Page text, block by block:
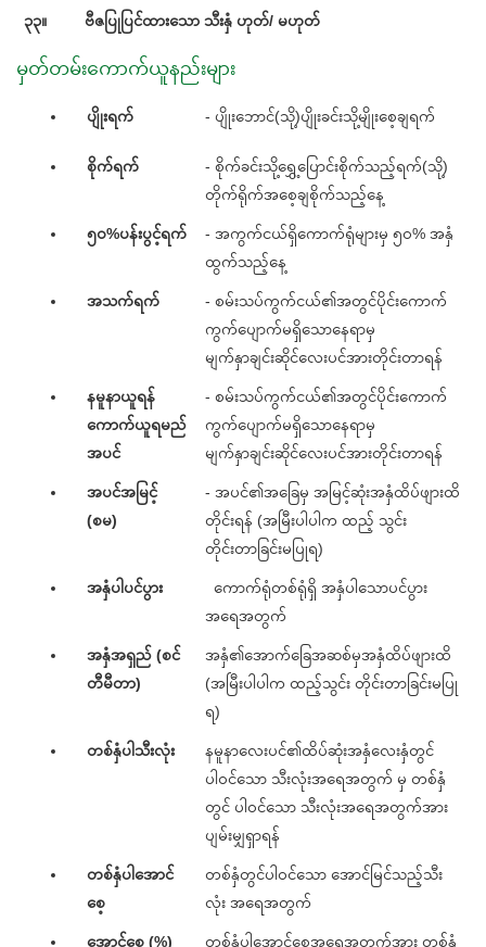
၃၃။ ဗီဇပြုပြင်ထားသော သီးနှံ ဟုတ်/ မဟုတ်
မှတ်တမ်းကောက်ယူနည်းများ
ပျိုးရက် - ပျိုးဘောင်(သို့)ပျိုးခင်းသို့မျိုးစေ့ချရက်
စိုက်ရက်
- စိုက်ခင်းသို့ရွှေ့ပြောင်းစိုက်သည့်ရက်(သို့)
တိုက်ရိုက်အစေ့ချစိုက်သည့်နေ့
၅၀%ပန်းပွင့်ရက်
- အကွက်ငယ်ရှိကောက်ရုံများမှ ၅၀% အနှံ
ထွက်သည့်နေ့
အသက်ရက်
- စမ်းသပ်ကွက်ငယ်၏အတွင်ပိုင်းကောက်
ကွက်ပျောက်မရှိသောနေရာမှ
မျက်နှာချင်းဆိုင်လေးပင်အားတိုင်းတာရန်
နမူနာယူရန်
ကောက်ယူရမည်
အပင်
- စမ်းသပ်ကွက်ငယ်၏အတွင်ပိုင်းကောက်
ကွက်ပျောက်မရှိသောနေရာမှ
မျက်နှာချင်းဆိုင်လေးပင်အားတိုင်းတာရန်
အပင်အမြင့်
(စမ)
- အပင်၏အခြေမှ အမြင့်ဆုံးအနှံထိပ်ဖျားထိ
တိုင်းရန် (အမြီးပါပါက ထည့် သွင်း
တိုင်းတာခြင်းမပြုရ)
အနှံပါပင်ပွား
ကောက်ရုံတစ်ရုံရှိ အနှံပါသောပင်ပွား
အရေအတွက်
အနှံအရှည် (စင်
တီမီတာ)
အနှံ၏အောက်ခြေအဆစ်မှအနှံထိပ်ဖျားထိ
(အမြီးပါပါက ထည့်သွင်း တိုင်းတာခြင်းမပြု
ရ)
တစ်နှံပါသီးလုံး
နမူနာလေးပင်၏ထိပ်ဆုံးအနှံလေးနှံတွင်
ပါဝင်သော သီးလုံးအရေအတွက် မှ တစ်နှံ
တွင် ပါဝင်သော သီးလုံးအရေအတွက်အား
ပျမ်းမျှရှာရန်
တစ်နှံပါအောင်
စေ့
တစ်နှံတွင်ပါဝင်သော အောင်မြင်သည့်သီး
လုံး အရေအတွက်
အောင်စေ့ (%)
တစ်နှံပါအောင်စေ့အရေအတွက်အား တစ်နှံ